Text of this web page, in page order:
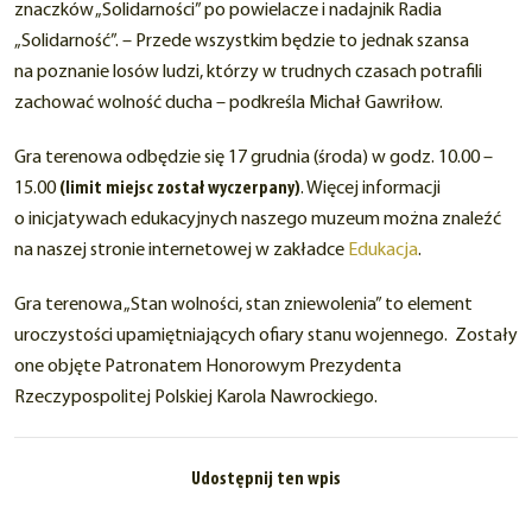
znaczków „Solidarności” po powielacze i nadajnik Radia
„Solidarność”. – Przede wszystkim będzie to jednak szansa
na poznanie losów ludzi, którzy w trudnych czasach potrafili
zachować wolność ducha – podkreśla Michał Gawriłow.
Gra terenowa odbędzie się 17 grudnia (środa) w godz. 10.00 –
15.00(limit miejsc został wyczerpany). Więcej informacji
o inicjatywach edukacyjnych naszego muzeum można znaleźć
na naszej stronie internetowej w zakładce Edukacja.
Gra terenowa „Stan wolności, stan zniewolenia” to element
uroczystości upamiętniających ofiary stanu wojennego. Zostały
one objęte Patronatem Honorowym Prezydenta
Rzeczypospolitej Polskiej Karola Nawrockiego.
Udostępnij ten wpis